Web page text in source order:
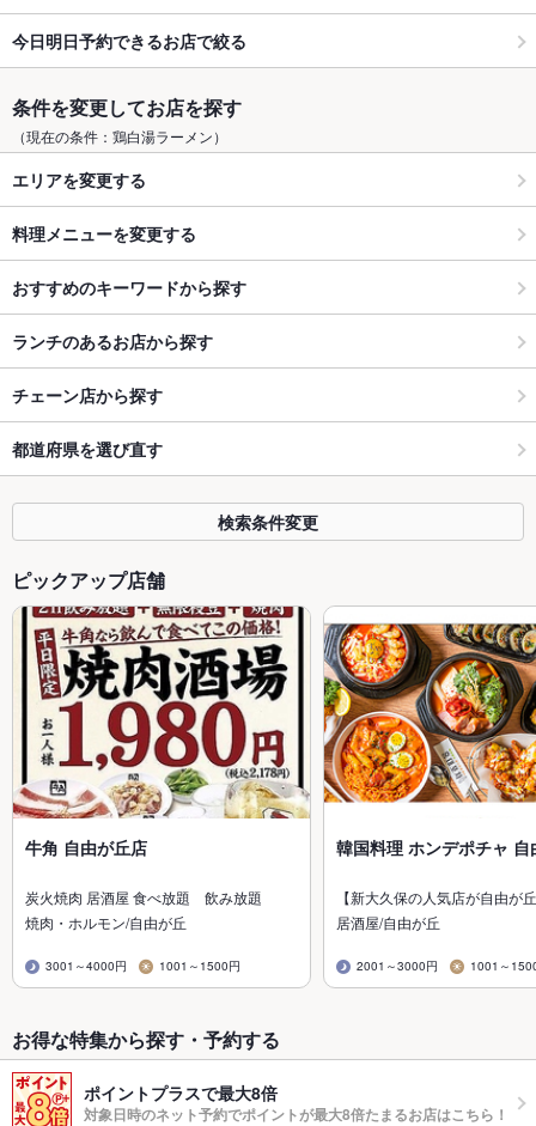
今日明日予約できるお店で絞る
条件を変更してお店を探す
（現在の条件：鶏白湯ラーメン）
エリアを変更する
料理メニューを変更する
おすすめのキーワードから探す
ランチのあるお店から探す
チェーン店から探す
都道府県を選び直す
検索条件変更
ピックアップ店舗
牛角 自由が丘店
炭火焼肉 居酒屋 食べ放題 飲み放題
焼肉・ホルモン/自由が丘
3001～4000円 1001～1500円
韓国料理 ホンデポチャ 自
【新大久保の人気店が自由が
居酒屋/自由が丘
2001～3000円 1001～
お得な特集から探す・予約する
ポイントプラスで最大8倍
対象日時のネット予約でポイントが最大8倍たまるお店はこちら！